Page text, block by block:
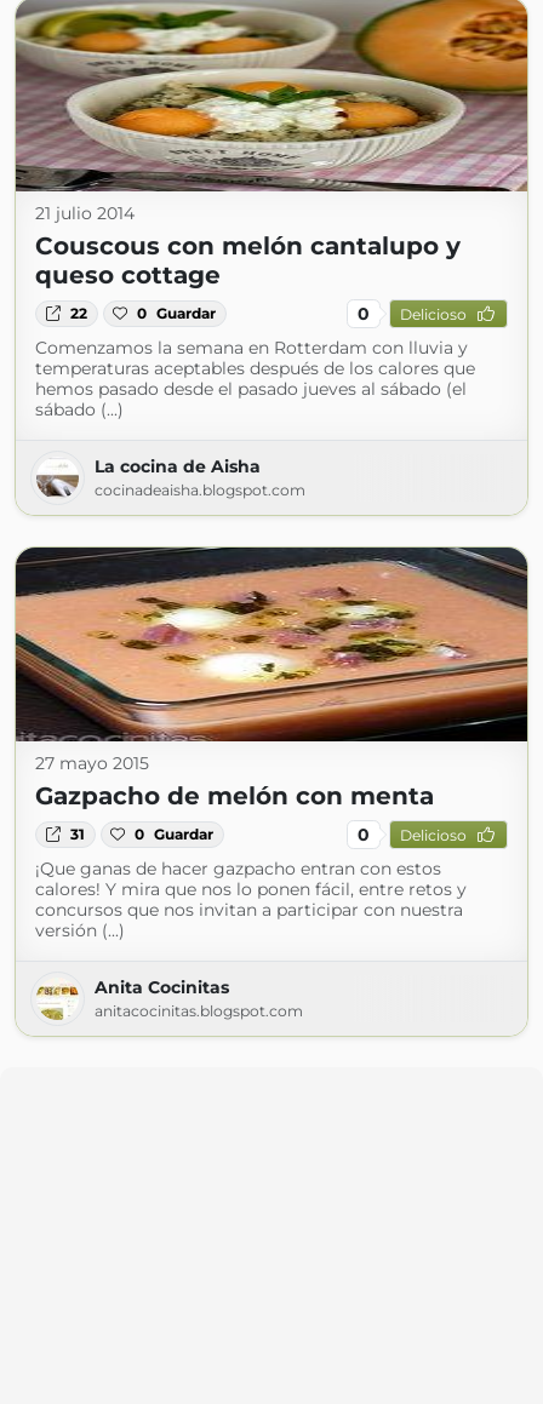
21 julio 2014
Couscous con melón cantalupo y
queso cottage
22 0 Guardar 0 Delicioso
Comenzamos la semana en Rotterdam con lluvia y
temperaturas aceptables después de los calores que
hemos pasado desde el pasado jueves al sábado (el
sábado (...)
La cocina de Aisha
cocinadeaisha.blogspot.com
27 mayo 2015
Gazpacho de melón con menta
31 0 Guardar 0 Delicioso
¡Que ganas de hacer gazpacho entran con estos
calores! Y mira que nos lo ponen fácil, entre retos y
concursos que nos invitan a participar con nuestra
versión (...)
Anita Cocinitas
anitacocinitas.blogspot.com